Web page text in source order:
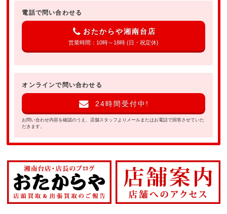
電話で問い合わせる
おたからや湘南台店
営業時間：10時～18時 (日・祝定休)
オンラインで問い合わせる
24時間受付中!
お問い合わせ内容を確認のうえ、店舗スタッフよりメールまたはお電話で回答させていた
だきます。